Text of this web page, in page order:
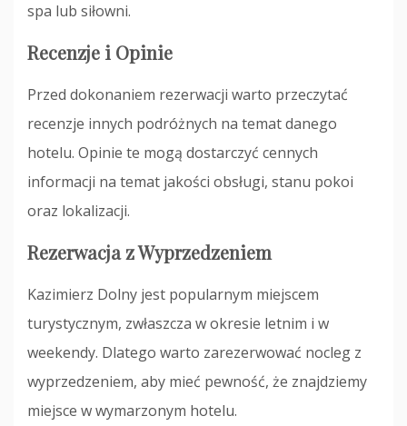
spa lub siłowni.
Recenzje i Opinie
Przed dokonaniem rezerwacji warto przeczytać
recenzje innych podróżnych na temat danego
hotelu. Opinie te mogą dostarczyć cennych
informacji na temat jakości obsługi, stanu pokoi
oraz lokalizacji.
Rezerwacja z Wyprzedzeniem
Kazimierz Dolny jest popularnym miejscem
turystycznym, zwłaszcza w okresie letnim i w
weekendy. Dlatego warto zarezerwować nocleg z
wyprzedzeniem, aby mieć pewność, że znajdziemy
miejsce w wymarzonym hotelu.